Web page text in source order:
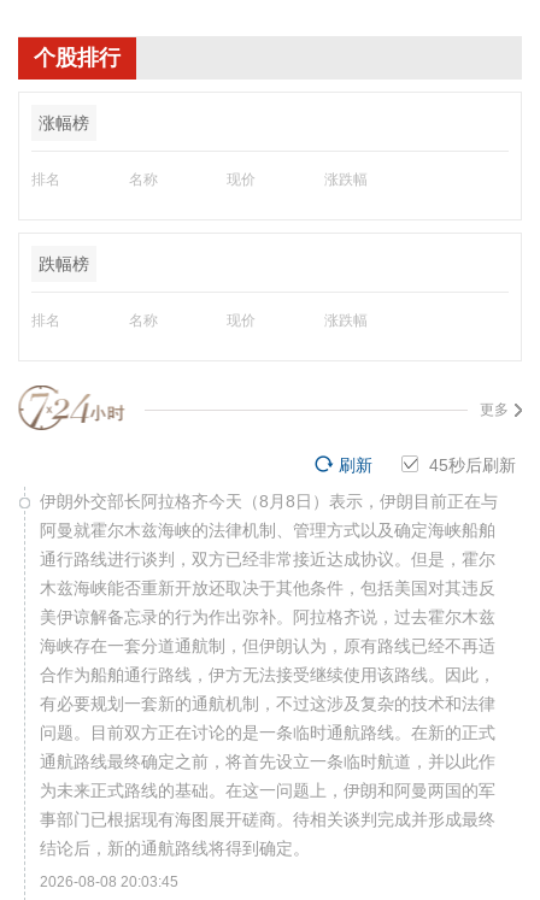
个股排行
涨幅榜
排名 名称 现价 涨跌幅
跌幅榜
排名 名称 现价 涨跌幅
更多
45秒后刷新
刷新
伊朗外交部长阿拉格齐今天（8月8日）表示，伊朗目前正在与
阿曼就霍尔木兹海峡的法律机制、管理方式以及确定海峡船舶
通行路线进行谈判，双方已经非常接近达成协议。但是，霍尔
木兹海峡能否重新开放还取决于其他条件，包括美国对其违反
美伊谅解备忘录的行为作出弥补。阿拉格齐说，过去霍尔木兹
海峡存在一套分道通航制，但伊朗认为，原有路线已经不再适
合作为船舶通行路线，伊方无法接受继续使用该路线。因此，
有必要规划一套新的通航机制，不过这涉及复杂的技术和法律
问题。目前双方正在讨论的是一条临时通航路线。在新的正式
通航路线最终确定之前，将首先设立一条临时航道，并以此作
为未来正式路线的基础。在这一问题上，伊朗和阿曼两国的军
事部门已根据现有海图展开磋商。待相关谈判完成并形成最终
结论后，新的通航路线将得到确定。
2026-08-08 20:03:45